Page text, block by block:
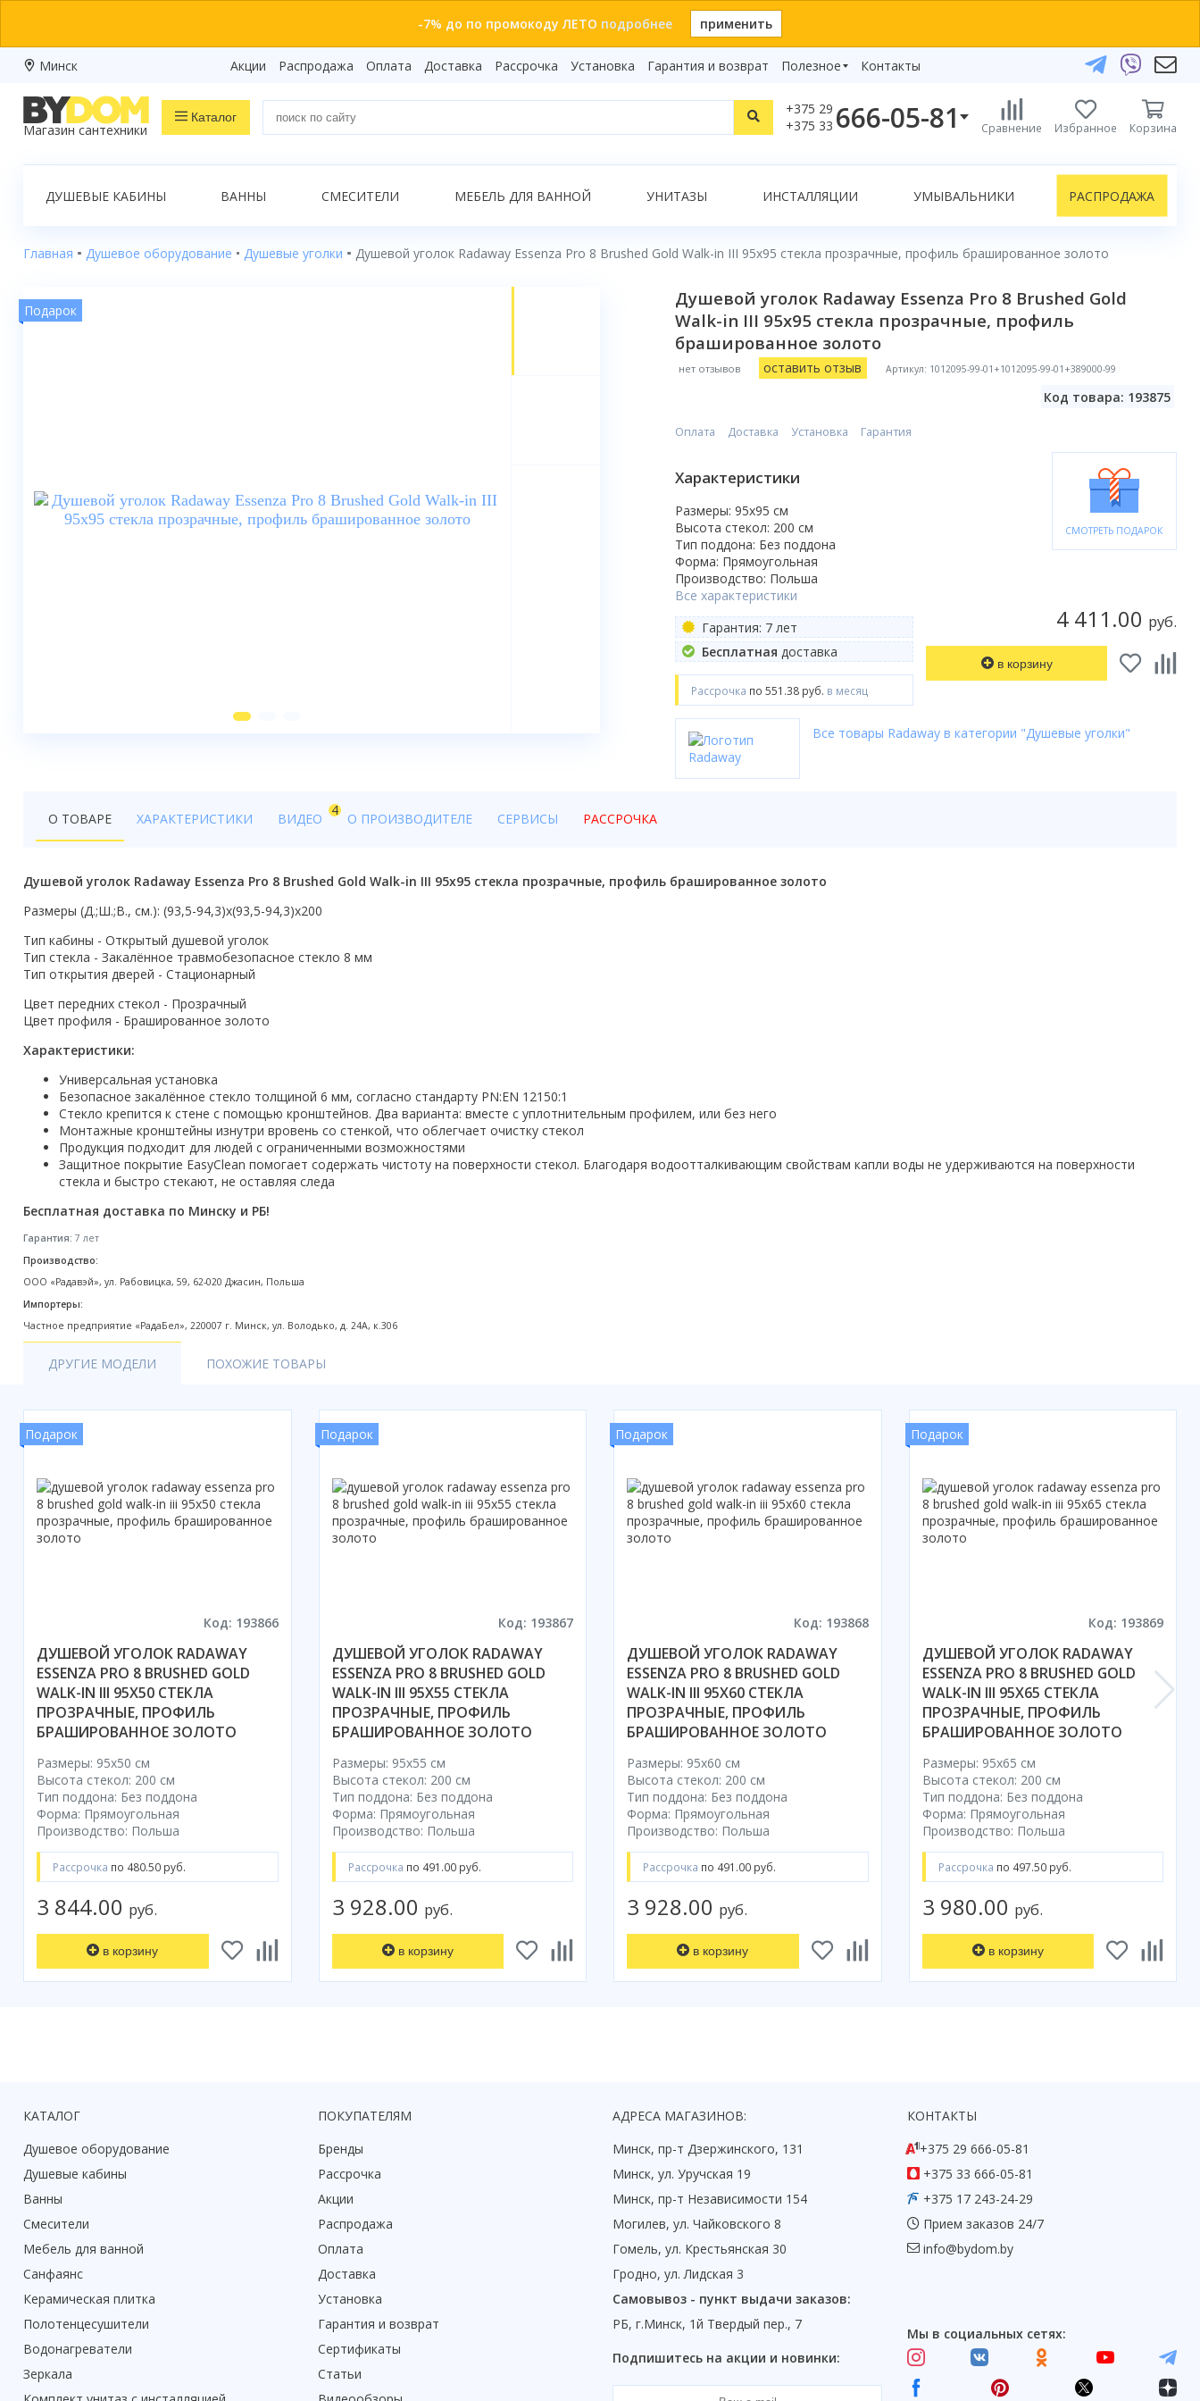
-7% до по промокоду ЛЕТО подробнее применить
Минск Акции Распродажа Оплата Доставка Рассрочка Установка Гарантия и возврат
Полезное
Видеообзоры
Бренды
Контакты
Магазин сантехники
Каталог
+375 29
+375 33 666-05-81
+375 29 666-05-81
+375 17 243-24-29
Telegram
Viber
info@bydom.by
Сравнение Избранное Корзина
Показать все результаты
Распродажа
Ванны
Смесители
Бойлеры
Кухонные мойки
Трапы
Радиаторы отопления
Котлы отопления
Аксессуары для ванной
Люки
Дом и сад
Готовые кухни
Акции
ДУШЕВЫЕ КАБИНЫ ВАННЫ СМЕСИТЕЛИ МЕБЕЛЬ ДЛЯ ВАННОЙ УНИТАЗЫ ИНСТАЛЛЯЦИИ УМЫВАЛЬНИКИ РАСПРОДАЖА
Главная Душевое оборудование Душевые уголки Душевой уголок Radaway Essenza Pro 8 Brushed Gold Walk-in III 95x95 стекла прозрачные, профиль брашированное золото
Душевой уголок Radaway Essenza Pro 8 Brushed Gold
Walk-in III 95x95 стекла прозрачные, профиль
брашированное золото
нет отзывов оставить отзыв Артикул: 1012095-99-01+1012095-99-01+389000-99
Код товара: 193875
Подарок
4 411.00 руб.
в корзину
СМОТРЕТЬ ПОДАРОК
Оплата Доставка Установка Гарантия
Характеристики
Размеры: 95x95 cм
Высота стекол: 200 см
Тип поддона: Без поддона
Форма: Прямоугольная
Производство: Польша
Все характеристики
Гарантия: 7 лет
Бесплатная доставка
Рассрочка по 551.38 руб. в месяц
Все товары Radaway в категории "Душевые уголки"
О ТОВАРЕ ХАРАКТЕРИСТИКИ ВИДЕО
4
О ПРОИЗВОДИТЕЛЕ СЕРВИСЫ РАССРОЧКА
Душевой уголок Radaway Essenza Pro 8 Brushed Gold Walk-in III 95x95 стекла прозрачные, профиль брашированное золото
Размеры (Д.;Ш.;В., см.): (93,5-94,3)x(93,5-94,3)x200
Тип кабины - Открытый душевой уголок
Тип стекла - Закалённое травмобезопасное стекло 8 мм
Тип открытия дверей - Стационарный
Цвет передних стекол - Прозрачный
Цвет профиля - Брашированное золото
Характеристики:
Универсальная установка
Безопасное закалённое стекло толщиной 6 мм, согласно стандарту PN:EN 12150:1
Стекло крепится к стене с помощью кронштейнов. Два варианта: вместе с уплотнительным профилем, или без него
Монтажные кронштейны изнутри вровень со стенкой, что облегчает очистку стекол
Продукция подходит для людей с ограниченными возможностями
Защитное покрытие EasyClean помогает содержать чистоту на поверхности стекол. Благодаря водоотталкивающим свойствам капли воды не удерживаются на поверхности
стекла и быстро стекают, не оставляя следа
Бесплатная доставка по Минску и РБ!
Гарантия: 7 лет
Производство:
ООО «Радавэй», ул. Рабовицка, 59, 62-020 Джасин, Польша
Импортеры:
Частное предприятие «РадаБел», 220007 г. Минск, ул. Володько, д. 24А, к.306
ДРУГИЕ МОДЕЛИ ПОХОЖИЕ ТОВАРЫ
Подарок
Код: 193866
ДУШЕВОЙ УГОЛОК RADAWAY
ESSENZA PRO 8 BRUSHED GOLD
WALK-IN III 95X50 СТЕКЛА
ПРОЗРАЧНЫЕ, ПРОФИЛЬ
БРАШИРОВАННОЕ ЗОЛОТО
Размеры: 95x50 cм
Высота стекол: 200 см
Тип поддона: Без поддона
Форма: Прямоугольная
Производство: Польша
Рассрочка по 480.50 руб.
3 844.00 руб.
в корзину
Подарок
Код: 193867
ДУШЕВОЙ УГОЛОК RADAWAY
ESSENZA PRO 8 BRUSHED GOLD
WALK-IN III 95X55 СТЕКЛА
ПРОЗРАЧНЫЕ, ПРОФИЛЬ
БРАШИРОВАННОЕ ЗОЛОТО
Размеры: 95x55 cм
Высота стекол: 200 см
Тип поддона: Без поддона
Форма: Прямоугольная
Производство: Польша
Рассрочка по 491.00 руб.
3 928.00 руб.
в корзину
Подарок
Код: 193868
ДУШЕВОЙ УГОЛОК RADAWAY
ESSENZA PRO 8 BRUSHED GOLD
WALK-IN III 95X60 СТЕКЛА
ПРОЗРАЧНЫЕ, ПРОФИЛЬ
БРАШИРОВАННОЕ ЗОЛОТО
Размеры: 95x60 cм
Высота стекол: 200 см
Тип поддона: Без поддона
Форма: Прямоугольная
Производство: Польша
Рассрочка по 491.00 руб.
3 928.00 руб.
в корзину
Подарок
Код: 193869
ДУШЕВОЙ УГОЛОК RADAWAY
ESSENZA PRO 8 BRUSHED GOLD
WALK-IN III 95X65 СТЕКЛА
ПРОЗРАЧНЫЕ, ПРОФИЛЬ
БРАШИРОВАННОЕ ЗОЛОТО
Размеры: 95x65 cм
Высота стекол: 200 см
Тип поддона: Без поддона
Форма: Прямоугольная
Производство: Польша
Рассрочка по 497.50 руб.
3 980.00 руб.
в корзину
КАТАЛОГ
Душевое оборудование
Душевые кабины
Ванны
Смесители
Мебель для ванной
Санфаянс
Керамическая плитка
Полотенцесушители
Водонагреватели
Зеркала
ПОКУПАТЕЛЯМ
Бренды
Рассрочка
Акции
Распродажа
Оплата
Доставка
Установка
Гарантия и возврат
Сертификаты
Статьи
АДРЕСА МАГАЗИНОВ:
Минск, пр-т Дзержинского, 131
Минск, ул. Уручская 19
Минск, пр-т Независимости 154
Могилев, ул. Чайковского 8
Гомель, ул. Крестьянская 30
Гродно, ул. Лидская 3
Самовывоз - пункт выдачи заказов:
РБ, г.Минск, 1й Твердый пер., 7
Подпишитесь на акции и новинки:
КОНТАКТЫ
+375 29 666-05-81
+375 33 666-05-81
+375 17 243-24-29
Прием заказов 24/7
info@bydom.by
Мы в социальных сетях: